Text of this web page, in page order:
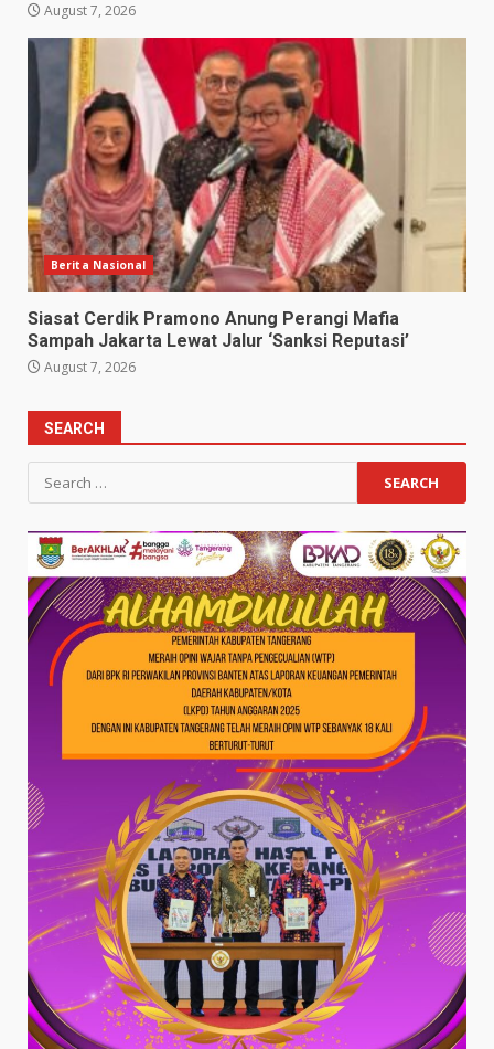
August 7, 2026
Berita Nasional
Siasat Cerdik Pramono Anung Perangi Mafia
Sampah Jakarta Lewat Jalur ‘Sanksi Reputasi’
August 7, 2026
SEARCH
Search
for: